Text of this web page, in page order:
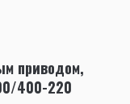
приводом,
400-220